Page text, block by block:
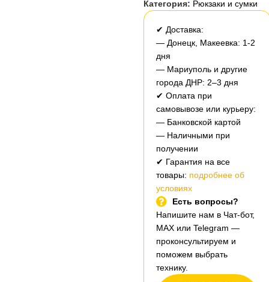
Категория: Рюкзаки и сумки
✔ Доставка:
— Донецк, Макеевка: 1-2
дня
— Мариуполь и другие
города ДНР: 2–3 дня
✔ Оплата при
самовывозе или курьеру:
— Банковской картой
— Наличными при
получении
✔ Гарантия на все
товары: подробнее об
условиях
Есть вопросы?
Напишите нам в Чат-бот,
MAX или Telegram —
проконсультируем и
поможем выбрать
технику.